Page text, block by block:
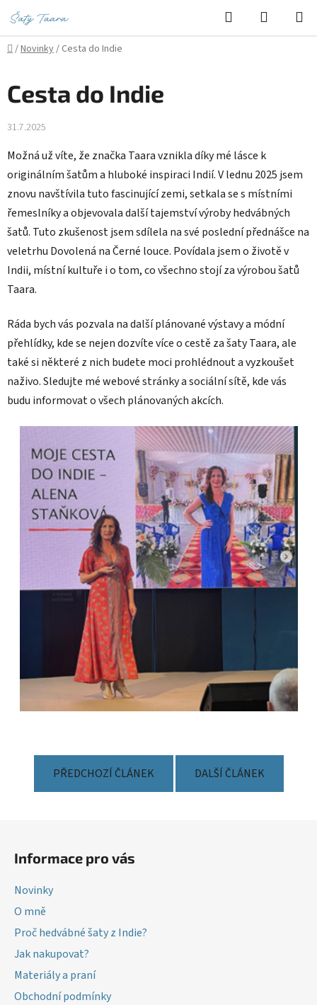
na
obsah
Hledat
KOŠÍK
Domů
/Novinky/ Cesta do Indie
Cesta do Indie
31.7.2025
Možná už víte, že značka Taara vznikla díky mé lásce k
originálním šatům a hluboké inspiraci Indií. V lednu 2025 jsem
znovu navštívila tuto fascinující zemi, setkala se s místními
řemeslníky a objevovala další tajemství výroby hedvábných
šatů. Tuto zkušenost jsem sdílela na své poslední přednášce na
veletrhu Dovolená na Černé louce. Povídala jsem o životě v
Indii, místní kultuře i o tom, co všechno stojí za výrobou šatů
Taara.
Ráda bych vás pozvala na další plánované výstavy a módní
přehlídky, kde se nejen dozvíte více o cestě za šaty Taara, ale
také si některé z nich budete moci prohlédnout a vyzkoušet
naživo. Sledujte mé webové stránky a sociální sítě, kde vás
budu informovat o všech plánovaných akcích.
PŘEDCHOZÍ ČLÁNEK DALŠÍ ČLÁNEK
Informace pro vás
Novinky
O mně
Proč hedvábné šaty z Indie?
Jak nakupovat?
Materiály a praní
Obchodní podmínky